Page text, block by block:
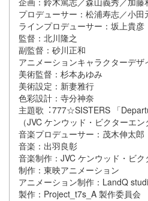
プロデューサー：松浦寿志／⼩田
ラインプロデューサー：坂上貴彦
監督：北川隆之
副監督：砂川正和
アニメーションキャラクターデ
美術監督：杉本あゆみ
美術設定：新妻雅⾏
色彩設計：寺分神奈
主題歌︓777☆SISTERS 「
（JVC ケンウッド・ビクターエン
⾳楽プロデューサー：茂⽊伸太郎
⾳楽：出⽻良彰
⾳楽制作：JVC ケンウッド・ビ
制作：東映アニメーション
アニメーション制作：LandQ
製作：Project_t7s_A 製作委員会